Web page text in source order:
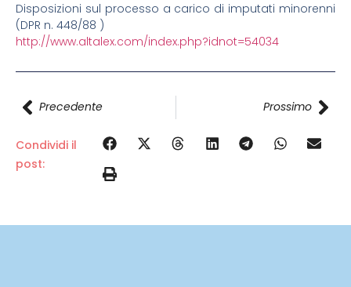
Disposizioni sul processo a carico di imputati minorenni
(DPR n. 448/88 )
http://www.altalex.com/index.php?idnot=54034
Precedente Prossimo
Condividi il
post: